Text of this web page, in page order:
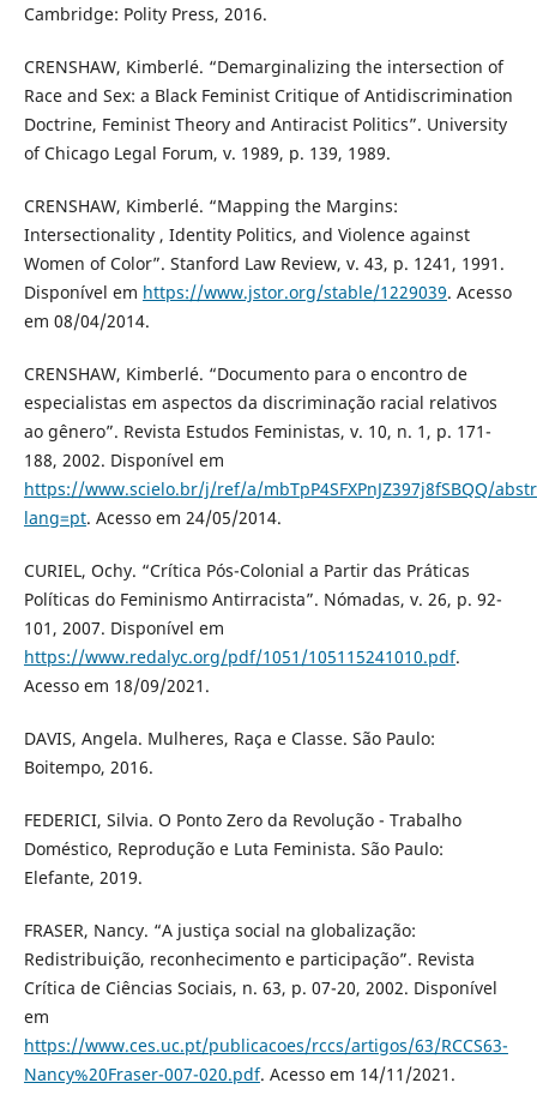
Cambridge: Polity Press, 2016.
CRENSHAW, Kimberlé. “Demarginalizing the intersection of
Race and Sex: a Black Feminist Critique of Antidiscrimination
Doctrine, Feminist Theory and Antiracist Politics”. University
of Chicago Legal Forum, v. 1989, p. 139, 1989.
CRENSHAW, Kimberlé. “Mapping the Margins:
Intersectionality , Identity Politics, and Violence against
Women of Color”. Stanford Law Review, v. 43, p. 1241, 1991.
Disponível em https://www.jstor.org/stable/1229039. Acesso
em 08/04/2014.
CRENSHAW, Kimberlé. “Documento para o encontro de
especialistas em aspectos da discriminação racial relativos
ao gênero”. Revista Estudos Feministas, v. 10, n. 1, p. 171-
188, 2002. Disponível em
https://www.scielo.br/j/ref/a/mbTpP4SFXPnJZ397j8fSBQQ/
lang=pt. Acesso em 24/05/2014.
CURIEL, Ochy. “Crítica Pós-Colonial a Partir das Práticas
Políticas do Feminismo Antirracista”. Nómadas, v. 26, p. 92-
101, 2007. Disponível em
https://www.redalyc.org/pdf/1051/105115241010.pdf.
Acesso em 18/09/2021.
DAVIS, Angela. Mulheres, Raça e Classe. São Paulo:
Boitempo, 2016.
FEDERICI, Silvia. O Ponto Zero da Revolução - Trabalho
Doméstico, Reprodução e Luta Feminista. São Paulo:
Elefante, 2019.
FRASER, Nancy. “A justiça social na globalização:
Redistribuição, reconhecimento e participação”. Revista
Crítica de Ciências Sociais, n. 63, p. 07-20, 2002. Disponível
em
https://www.ces.uc.pt/publicacoes/rccs/artigos/63/RCCS63-
Nancy%20Fraser-007-020.pdf. Acesso em 14/11/2021.